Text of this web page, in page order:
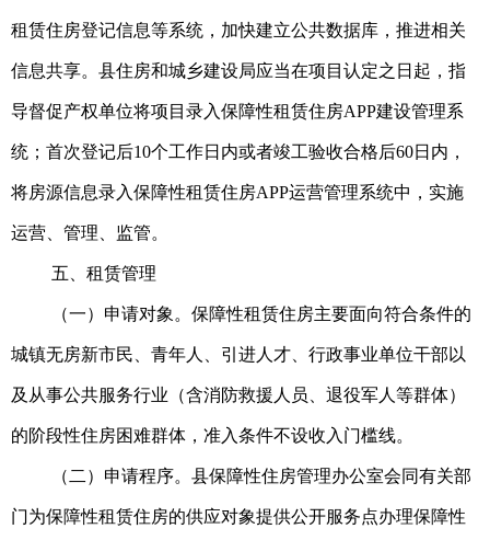
租赁住房登记信息等系统，加快建立公共数据库，推进相关
信息共享。县住房和城乡建设局应当在项目认定之日起，指
导督促产权单位将项目录入保障性租赁住房APP建设管理系
统；首次登记后10个工作日内或者竣工验收合格后60日内，
将房源信息录入保障性租赁住房APP运营管理系统中，实施
运营、管理、监管。
五、租赁管理
（一）申请对象。保障性租赁住房主要面向符合条件的
城镇无房新市民、青年人、引进人才、行政事业单位干部以
及从事公共服务行业（含消防救援人员、退役军人等群体）
的阶段性住房困难群体，准入条件不设收入门槛线。
（二）申请程序。县保障性住房管理办公室会同有关部
门为保障性租赁住房的供应对象提供公开服务点办理保障性